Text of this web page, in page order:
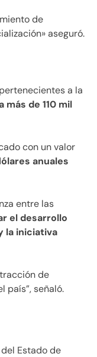
de
aseguró.
a la
más de 110 mil
con un valor
ólares anuales
entre las
el desarrollo
la iniciativa
de
país”, señaló.
Estado de